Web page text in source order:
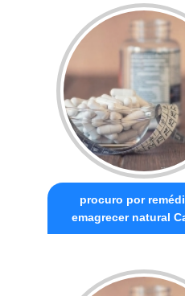
procuro por
emagrecer natural